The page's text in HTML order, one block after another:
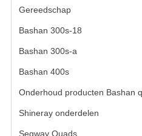
SHINERAY
Gereedschap(8)
Bashan 300s-18
Bashan 300s-a
Bashan 400s(5)
Onderhoud producten Bashan
Shineray onderdelen
Segway Quads(6)